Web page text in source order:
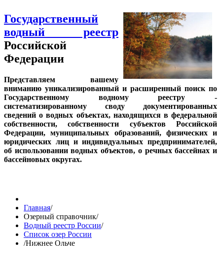
Государственный
водный реестр
Российской
Федерации
Представляем вашему
вниманию уникализированный и расширенный поиск по
Государственному водному реестру -
систематизированному своду документированных
сведений о водных объектах, находящихся в федеральной
собственности, собственности субъектов Российской
Федерации, муниципальных образований, физических и
юридических лиц и индивидуальных предпринимателей,
об использовании водных объектов, о речных бассейнах и
бассейновых округах.
Главная/
Озерный справочник/
Водный реестр России/
Список озер России
/Нижнее Ольче